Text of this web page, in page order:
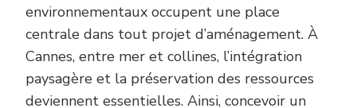
environnementaux occupent une place
centrale dans tout projet d’aménagement. À
Cannes, entre mer et collines, l’intégration
paysagère et la préservation des ressources
deviennent essentielles. Ainsi, concevoir un